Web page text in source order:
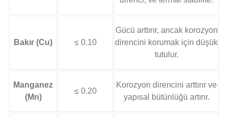
Bakır (Cu) ≤ 0.10
Gücü arttırır, ancak korozyon
direncini korumak için düşük
tutulur.
Manganez
(Mn)
≤ 0.20
Korozyon direncini arttırır ve
yapısal bütünlüğü artırır.